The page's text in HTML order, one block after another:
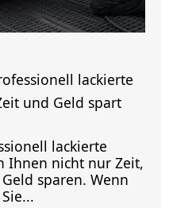
lackierte
und Geld spart
lackierte
Ihnen nicht nur Zeit,
sparen. Wenn
Sie...